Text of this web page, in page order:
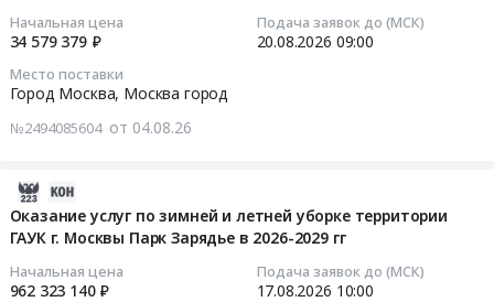
Начальная цена
34 579 379 ₽
Подача заявок до (МСК)
20.08.2026 09:00
Место поставки
Город Москва, Москва город
№2494085604 от 04.08.26
Оказание услуг по зимней и летней уборке территории
ГАУК г. Москвы Парк Зарядье в 2026-2029 гг
Начальная цена
962 323 140 ₽
Подача заявок до (МСК)
17.08.2026 10:00